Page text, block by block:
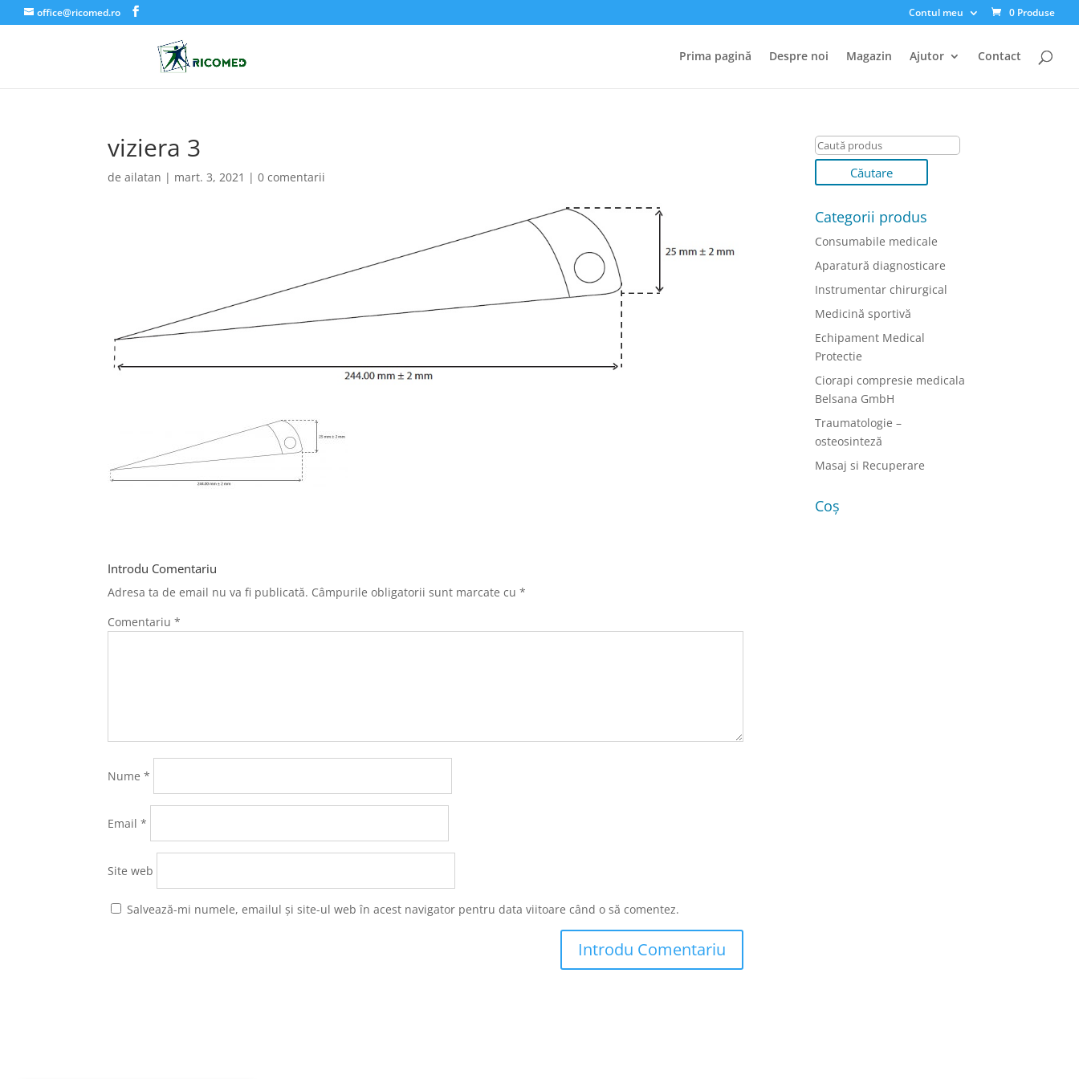
office@ricomed.ro Contul meu 0 Produse
Prima pagină Despre noi Magazin Ajutor Contact
viziera 3
deailatan | mart. 3, 2021 |0 comentarii
Introdu Comentariu
Adresa ta de email nu va fi publicată. Câmpurile obligatorii sunt marcate cu*
Comentariu*
Nume*
Email*
Site web
Salvează-mi numele, emailul și site-ul web în acest navigator pentru data viitoare când o să comentez.
Categorii produs
Consumabile medicale
Aparatură diagnosticare
Instrumentar chirurgical
Medicină sportivă
Echipament Medical
Protectie
Ciorapi compresie medicala
Belsana GmbH
Traumatologie –
osteosinteză
Masaj si Recuperare
Coș